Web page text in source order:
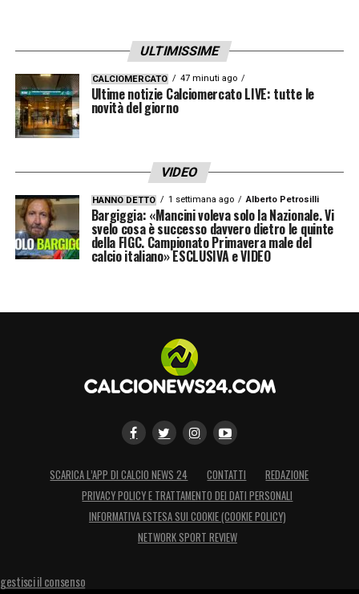
partire già a gennaio per almeno15 milioni di
euro.
LA PLAYLIST DELLE NOSTRE TOP NEWS
ULTIMISSIME
CALCIOMERCATO 47 minuti ago
Ultime notizie Calciomercato LIVE: tutte le
novità del giorno
VIDEO
HANNO DETTO 1 settimana ago Alberto Petrosilli
Bargiggia: «Mancini voleva solo la Nazionale. Vi
svelo cosa è successo davvero dietro le quinte
della FIGC. Campionato Primavera male del
calcio italiano» ESCLUSIVA e VIDEO
SCARICA L’APP DI CALCIO NEWS 24 CONTATTI
REDAZIONE
PRIVACY POLICY E TRATTAMENTO DEI DATI PERSONALI
INFORMATIVA ESTESA SUI COOKIE (COOKIE POLICY)
NETWORK SPORT REVIEW
gestisci il consenso